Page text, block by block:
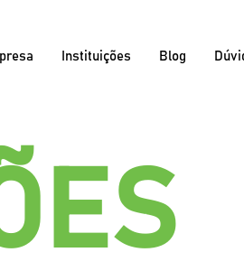
Instituições Blog